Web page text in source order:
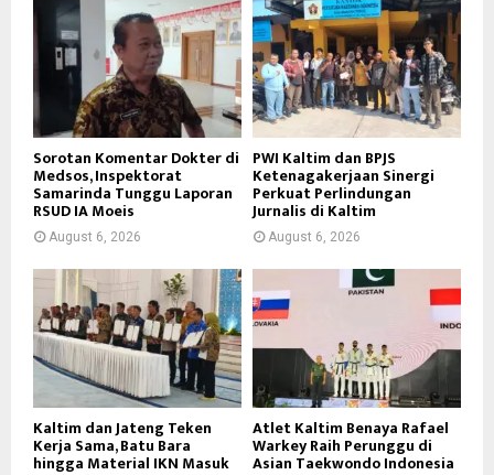
Sorotan Komentar Dokter di
Medsos, Inspektorat
Samarinda Tunggu Laporan
RSUD IA Moeis
August 6, 2026
PWI Kaltim dan BPJS
Ketenagakerjaan Sinergi
Perkuat Perlindungan
Jurnalis di Kaltim
August 6, 2026
Kaltim dan Jateng Teken
Kerja Sama, Batu Bara
hingga Material IKN Masuk
Atlet Kaltim Benaya Rafael
Warkey Raih Perunggu di
Asian Taekwondo Indonesia